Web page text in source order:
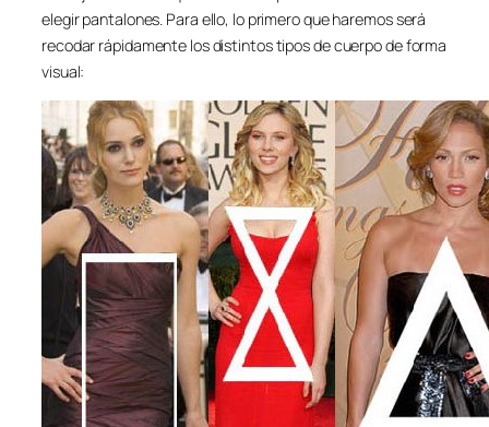
elegir pantalones. Para ello, lo primero que haremos será
recodar rápidamente los distintos tipos de cuerpo de forma
visual: